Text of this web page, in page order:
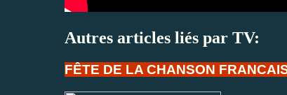
Autres articles liés par TV:
FÊTE DE LA CHANSON